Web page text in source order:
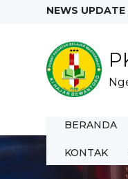
NEWS UPDATE
BERANDA
KONTAK